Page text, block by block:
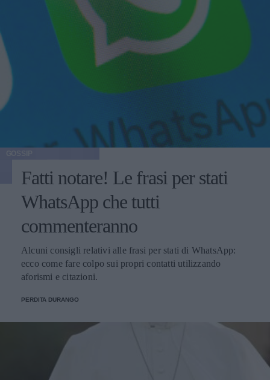
Fatti notare! Le frasi per stati
WhatsApp che tutti
commenteranno
Alcuni consigli relativi alle frasi per stati di WhatsApp:
ecco come fare colpo sui propri contatti utilizzando
aforismi e citazioni.
PERDITA DURANGO